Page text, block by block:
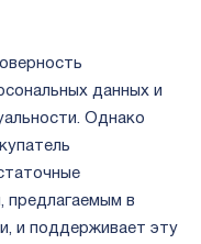
данных и
Однако
предлагаемым в
и поддерживает эту